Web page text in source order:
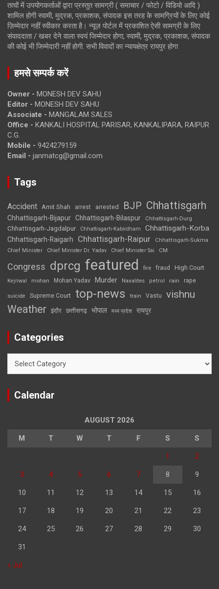
तत्वों में उपयोगकर्ताओं द्वारा प्रस्तुत सामग्री ( समाचार / फोटो / विडियो आदि )
शामिल होगी स्वामी, मुद्रक, प्रकाशक, संपादक इस तरह के सामग्रियों के लिए कोई
ज़िम्मेदार नहीं स्वीकार करता है। न्यूज़ पोर्टल में प्रकाशित ऐसी सामग्री के लिए
संवाददाता / खबर देने वाला स्वयं जिम्मेदार होगा, स्वामी, मुद्रक, प्रकाशक, संपादक
की कोई भी जिम्मेदारी नहीं होगी. सभी विवादों का न्यायक्षेत्र रायपुर होगा
हमसे सम्पर्क करें
Owner - MONESH DEV SAHU
Editor - MONESH DEV SAHU
Associate - MANGALAM SALES
Office - KANKALI HOSPITAL PARISAR, KANKALIPARA, RAIPUR
C.G.
Mobile - 9424279159
Email - janmatcg@gmail.com
Tags
Accident Amit Shah arrest arrested BJP Chhattisgarh
Chhattisgarh-Bijapur Chhattisgarh-Bilaspur Chhattisgarh-Durg
Chhattisgarh-Jagdalpur Chhattisgarh-Kabirdham Chhattisgarh-Korba
Chhattisgarh-Raigarh Chhattisgarh-Raipur
Chhattisgarh-Sukma
Chief Minister
Chief Minister Dr. Yadav Chief Minister Sai CM
Congress dprcg featured fire fraud High Court
Kejriwal mohan Mohan Yadav Murder Naxalites petrol rain rape
suicide Supreme Court top-news train Vastu vishnu
Weather इंदौर छत्तीसगढ़ भोपाल मध्य प्रदेश रायपुर
Categories
Calendar
AUGUST 2026
M T W T F S S
1 2
3 4 5 6 7 8 9
10 11 12 13 14 15 16
17 18 19 20 21 22 23
24 25 26 27 28 29 30
31
« Jul